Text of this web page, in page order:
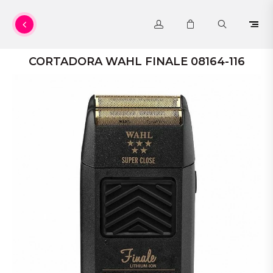
CORTADORA WAHL FINALE 08164-116